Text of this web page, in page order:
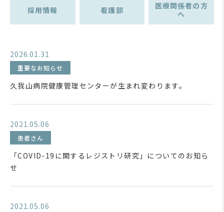
採用情報 看護部
医療関係者の方
へ
2026.01.31
重要なお知らせ
久我山病院健康管理センターが生まれ変わります。
2021.05.06
患者さん
「COVID-19に関するレジストリ研究」についてのお知ら
せ
2021.05.06